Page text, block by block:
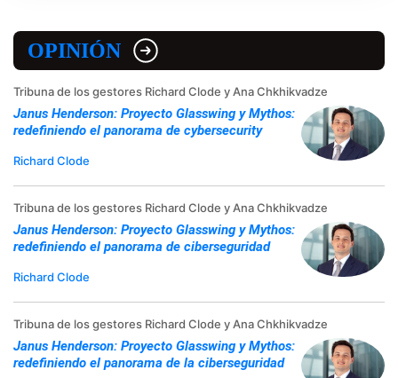
OPINIÓN
Tribuna de los gestores Richard Clode y Ana Chkhikvadze
Janus Henderson: Proyecto Glasswing y Mythos:
redefiniendo el panorama de cybersecurity
Richard Clode
Tribuna de los gestores Richard Clode y Ana Chkhikvadze
Janus Henderson: Proyecto Glasswing y Mythos:
redefiniendo el panorama de ciberseguridad
Richard Clode
Tribuna de los gestores Richard Clode y Ana Chkhikvadze
Janus Henderson: Proyecto Glasswing y Mythos:
redefiniendo el panorama de la ciberseguridad